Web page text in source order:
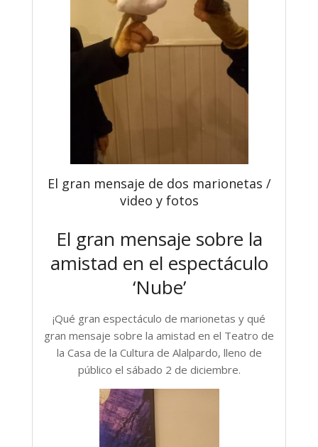
El gran mensaje de dos marionetas /
video y fotos
El gran mensaje sobre la
amistad en el espectáculo
‘Nube’
¡Qué gran espectáculo de marionetas y qué
gran mensaje sobre la amistad en el Teatro de
la Casa de la Cultura de Alalpardo, lleno de
público el sábado 2 de diciembre.